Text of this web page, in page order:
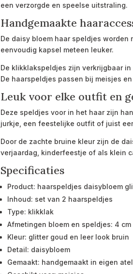
een verzorgde en speelse uitstraling.
Handgemaakte
De daisy bloem haar speldjes
eenvoudig kapsel meteen leuker.
De klikklakspeldjes zijn verkrijgbaar
De haarspeldjes passen bij meisjes
Leuk voor elke outfit en
Deze speldjes voor in het haar zijn
jurkje, een feestelijke outfit of juist
Door de zachte bruine kleur zijn de
verjaardag, kinderfeestje of als klein
Specificaties
Product: haarspeldjes daisybloem
Inhoud: set van 2 haarspeldjes
Type: klikklak
Afmetingen bloem en speldjes: 4 cm
Kleur: glitter goud en leer look bruin
Detail: daisybloem
Gemaakt: handgemaakt in eigen